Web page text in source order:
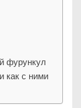
фурункул
как с ними